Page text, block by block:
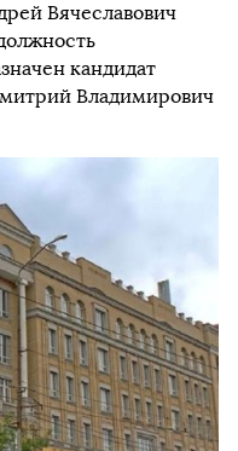
Вячеславович
кандидат
Владимирович